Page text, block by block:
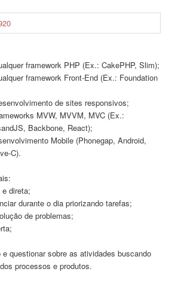
framework PHP (Ex.: CakePHP, Slim);
framework Front-End (Ex.: Foundation
de sites responsivos;
MVW, MVVM, MVC (Ex.:
Backbone, React);
Mobile (Phonegap, Android,
C).
direta;
durante o dia priorizando tarefas;
de problemas;
questionar sobre as atividades buscando
processos e produtos.